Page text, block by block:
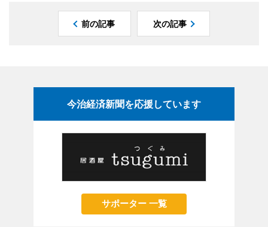
前の記事 次の記事
今治経済新聞を応援しています
サポーター 一覧